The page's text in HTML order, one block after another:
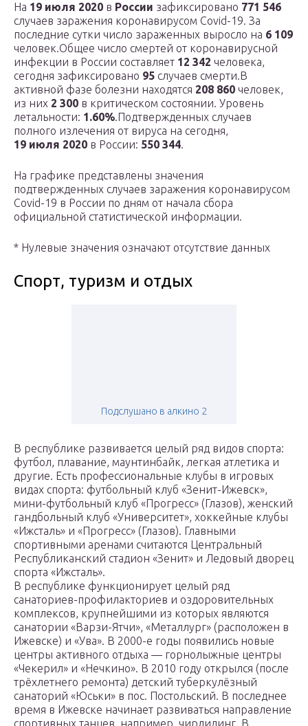
На 19 июля 2020 в России зафиксировано 771 546
случаев заражения коронавирусом Covid-19. За
последние сутки число зараженных выросло на 6 109
человек.Общее число смертей от коронавирусной
инфекции в России составляет 12 342 человека,
сегодня зафиксировано 95 случаев смерти.В
активной фазе болезни находятся 208 860 человек,
из них 2 300 в критическом состоянии. Уровень
летальности: 1.60%.Подтвержденных случаев
полного излечения от вируса на сегодня,
19 июля 2020 в России: 550 344.
На графике представлены значения
подтвержденных случаев заражения коронавирусом
Covid-19 в России по дням от начала сбора
официальной статистической информации.
* Нулевые значения означают отсутствие данных
Спорт, туризм и отдых
Подслушано в алкино 2
В республике развивается целый ряд видов спорта:
футбол, плавание, маунтинбайк, легкая атлетика и
другие. Есть профессиональные клубы в игровых
видах спорта: футбольный клуб «Зенит-Ижевск»,
мини-футбольный клуб «Прогресс» (Глазов), женский
гандбольный клуб «Университет», хоккейные клубы
«Ижсталь» и «Прогресс» (Глазов). Главными
спортивными аренами считаются Центральный
Республиканский стадион «Зенит» и Ледовый дворец
спорта «Ижсталь».
В республике функционирует целый ряд
санаториев-профилакториев и оздоровительных
комплексов, крупнейшими из которых являются
санатории «Варзи-Ятчи», «Металлург» (расположен в
Ижевске) и «Ува». В 2000-е годы появились новые
центры активного отдыха — горнолыжные центры
«Чекерил» и «Нечкино». В 2010 году открылся (после
трёхлетнего ремонта) детский туберкулёзный
санаторий «Юськи» в пос. Постольский. В последнее
время в Ижевске начинает развиваться направление
спортивных танцев, например, чирлидинг. В